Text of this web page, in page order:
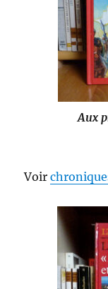
Aux
Voir